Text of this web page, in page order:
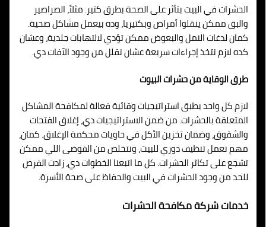
الحشرات في البيت بتأثر على الصحة بطرق كتير. مثلاً، الصراصير
والبق ممكن ينقلوا أمراض وبكتيريا، وده بيعمل مشاكل صحية.
كمان لدغات النمل والبعوض ممكن تؤدي لالتهابات جلدية، وعشان
كده لازم نتخذ إجراءات سريعة عشان نقلل من وجود الآفات دي.
طرق الوقاية من حشرات البيوت
لازم كل واحد يطبق استراتيجيات وقائية فعالة لمكافحة المشاكل
المتعلقة بالحشرات. من ضمن الاستراتيجيات دي، إغلاق الفتحات
والشقوق، وضمان تخزين الأكل في حاويات محكمة الإغلاق. كمان،
مهم نعمل تنظيف دوري للبيت، ونتخلص من الفوضى اللي ممكن
تشجع على تكاثر الحشرات. كل ما اتبعنا الخطوات دي، زادت الفرص
للحد من وجود الحشرات في البيت والحفاظ على صحة الأسرة.
خدمات شركة مكافحة الحشرات